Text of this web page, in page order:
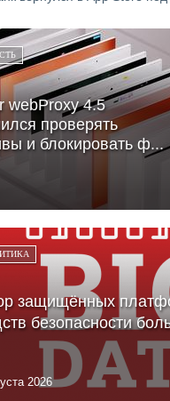
webProxy 4.5
проверять
и блокировать ф...
защищённых
безопасности
2026